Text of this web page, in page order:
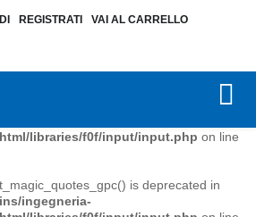
is deprecated in
libraries/f0f/input/input.php on line
is deprecated in
ingegneria-
REGISTRATI VAI AL CARRELLO